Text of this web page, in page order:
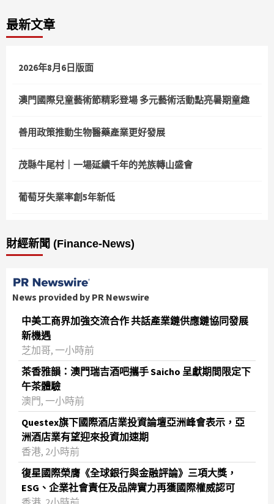
最新文章
2026年8月6日版面
澳門國際兒童藝術節精彩登場 多元藝術活動點亮暑期童趣
善用政策推動生物醫藥產業更好發展
茂縣牛尾村｜一場延續千年的羌族轉山盛會
葡萄牙失業率創5年新低
財經新聞 (Finance-News)
News provided by PR Newswire
中美工商界加強交流合作 共話產業鏈供應鏈協同發展
新機遇
芝加哥, 一小時前
茶香雅韻：澳門瑞吉酒吧攜手 Saicho 呈獻期間限定下
午茶體驗
澳門, 一小時前
Questex旗下國際酒店業投資論壇亞洲峰會表示，亞
洲酒店業有望迎來投資加速期
香港, 2小時前
復星國際榮膺《全球銀行與金融評論》三項大獎，
ESG、企業社會責任及品牌實力再獲國際權威認可